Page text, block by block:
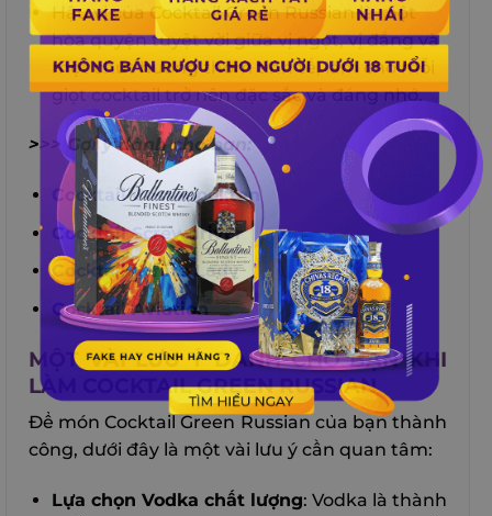
Hậu vị của Cocktail Green Russian là một
hòa quyện tuyệt vời giữa vị ngọt, vị đắng và
một chút hương thơm tinh tế, làm cho mỗi
giọt cocktail trở nên đặc sắc và đáng nhớ.
>>> Gợi ý dành cho bạn:
Cocktail Cosmopolitan
Cocktail Screwdriver
Cocktail White Lady
Cocktail Aviation
MỘT VÀI LƯU Ý DÀNH CHO BẠN KHI
LÀM COCKTAIL GREEN RUSSIAN
Để món Cocktail Green Russian của bạn thành
công, dưới đây là một vài lưu ý cần quan tâm:
Lựa chọn Vodka chất lượng: Vodka là thành